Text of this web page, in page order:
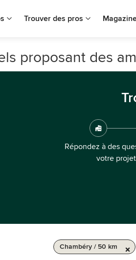
Trouver des pros
proposant des
Répondez à des
votre projet
Chambéry / 50 km